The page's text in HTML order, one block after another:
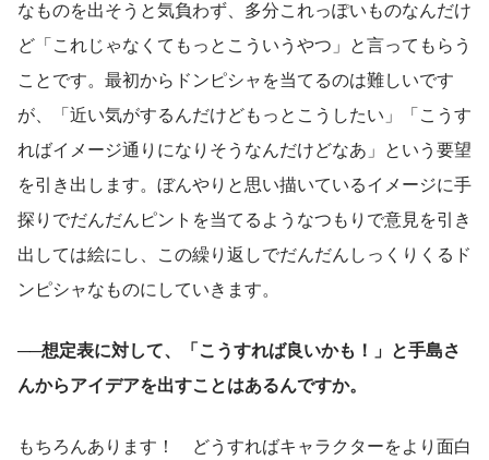
なものを出そうと気負わず、多分これっぽいものなんだけ
ど「これじゃなくてもっとこういうやつ」と言ってもらう
ことです。最初からドンピシャを当てるのは難しいです
が、「近い気がするんだけどもっとこうしたい」「こうす
ればイメージ通りになりそうなんだけどなあ」という要望
を引き出します。ぼんやりと思い描いているイメージに手
探りでだんだんピントを当てるようなつもりで意見を引き
出しては絵にし、この繰り返しでだんだんしっくりくるド
ンピシャなものにしていきます。
──想定表に対して、「こうすれば良いかも！」と手島さ
んからアイデアを出すことはあるんですか。
もちろんあります！　どうすればキャラクターをより面白